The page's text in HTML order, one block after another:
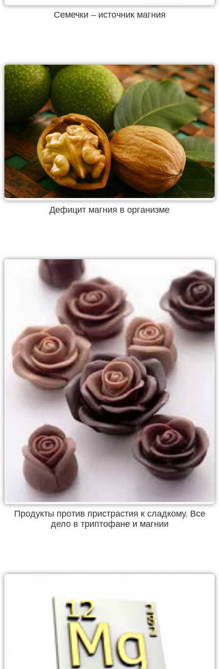
Семечки – источник магния
Дефицит магния в организме
Продукты против пристрастия к сладкому. Все
дело в триптофане и магнии